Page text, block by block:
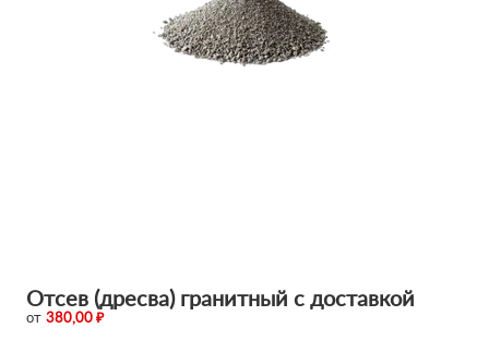
Отсев (дресва) гранитный с доставкой
от 380,00 ₽